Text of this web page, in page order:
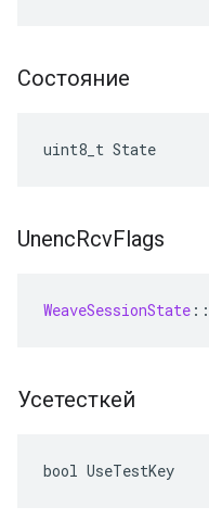
Состояние
uint8_t State
UnencRcvFlags
WeaveSessionState : :
Усетесткей
bool UseTestKey